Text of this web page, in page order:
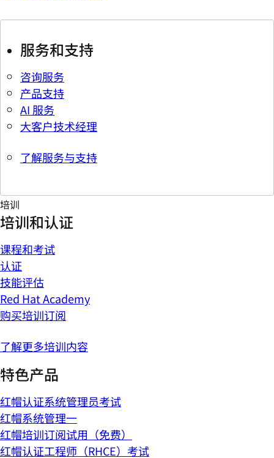
服务和支持
咨询服务
产品支持
AI 服务
大客户技术经理
了解服务与支持
培训
培训和认证
课程和考试
认证
技能评估
Red Hat Academy
购买培训订阅
了解更多培训内容
特色产品
红帽认证系统管理员考试
红帽系统管理一
红帽培训订阅试用（免费）
红帽认证工程师（RHCE）考试